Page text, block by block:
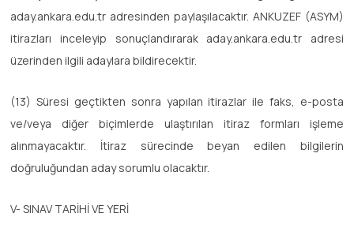
aday.ankara.edu.tr adresinden paylaşılacaktır. ANKUZEF (ASYM)
itirazları inceleyip sonuçlandırarak aday.ankara.edu.tr adresi
üzerinden ilgili adaylara bildirecektir.
(13) Süresi geçtikten sonra yapılan itirazlar ile faks, e-posta
ve/veya diğer biçimlerde ulaştırılan itiraz formları işleme
alınmayacaktır. İtiraz sürecinde beyan edilen bilgilerin
doğruluğundan aday sorumlu olacaktır.
V- SINAV TARİHİ VE YERİ